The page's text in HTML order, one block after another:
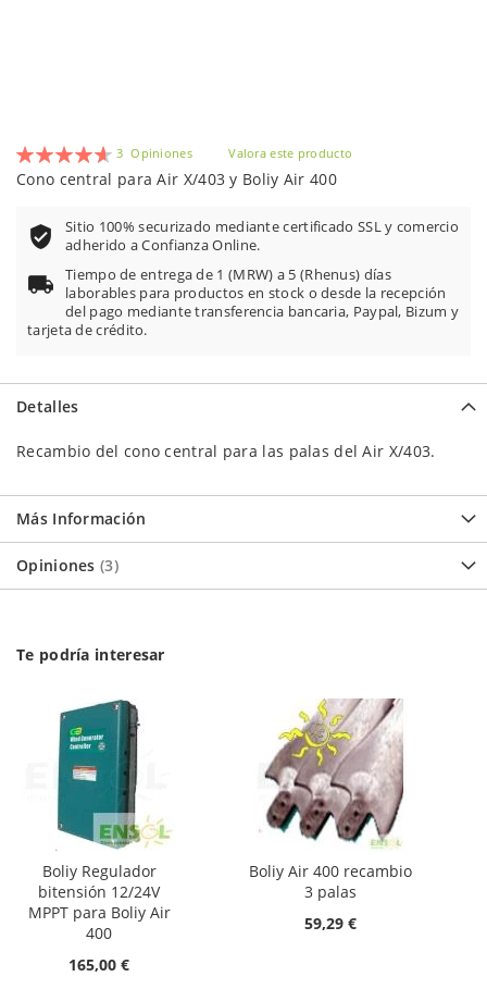
Valoración:
93
% of
3 Opiniones Valora este producto
Cono central para Air X/403 y Boliy Air 400
Sitio 100% securizado mediante certificado SSL y comercio
adherido a Confianza Online.
Tiempo de entrega de 1 (MRW) a 5 (Rhenus) días
laborables para productos en stock o desde la recepción
del pago mediante transferencia bancaria, Paypal, Bizum y
tarjeta de crédito.
Detalles
Recambio del cono central para las palas del Air X/403.
Más Información
Opiniones 3
Te podría interesar
Boliy Regulador
bitensión 12/24V
MPPT para Boliy Air
400
165,00 €
Boliy Air 400 recambio
3 palas
59,29 €